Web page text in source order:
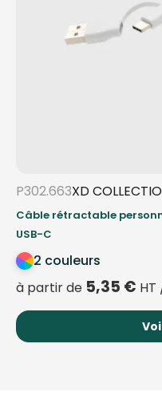
P302.663XD
Câble rétractable
USB-C
2 couleurs
à partir de 5,35 €